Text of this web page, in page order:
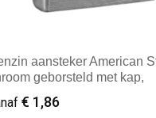
aansteker American
geborsteld met kap,
€ 1,86